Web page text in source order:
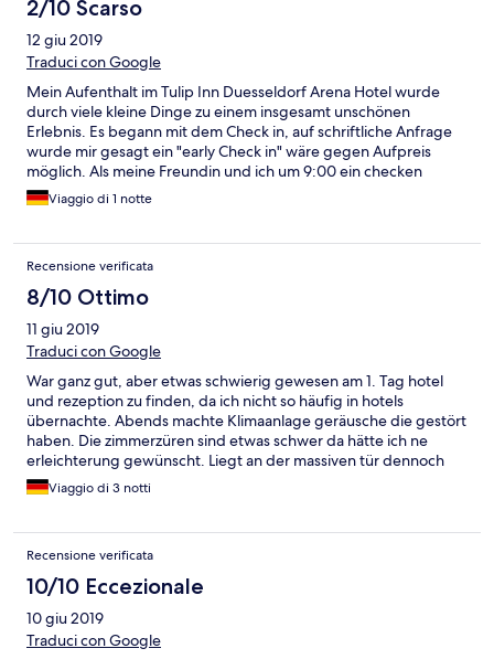
2/10 Scarso
12 giu 2019
Traduci con Google
Mein Aufenthalt im Tulip Inn Duesseldorf Arena Hotel wurde
durch viele kleine Dinge zu einem insgesamt unschönen
Erlebnis. Es begann mit dem Check in, auf schriftliche Anfrage
wurde mir gesagt ein "early Check in" wäre gegen Aufpreis
möglich. Als meine Freundin und ich um 9:00 ein checken
wollten hieß es, es sei kein Zimmer frei... Toll danke... So war
meine Freundin gezwungen sich für unsere Veranstaltung in der
gehalten habe als Sichtschutz. Der Parkplatz war sowieso die
größte Unverschämtheit überhaupt. Ich kenne kein Hotel wo
man den Parkplatz noch extra bezahlen muss und dann auch
noch so maßlos überteuert. Zusammen mit zwei Frühstücken
(die ich auch noch extra bezahlen musste) waren es 46€. Wären
wir länger geblieben beispielsweise eine Woche dann hätte ich
müssen? Das Zimmer an sich war auf den ersten Blick sauber
und ordentlich aber leider statt wie gewünscht ein Doppelbett
für meine Freundin und mich zwei Einzelbetten. Also musste ich
erstmal die Betten zusammendrücken, gibt angenehmeres im
Urlaub als Möbel rücken. Das Frühstückbuffet war reichlich und
ansehnlich aufgebaut. Es wurde alles schnell aufgefüllt, es
Das Personal an sich war auch immer sehr freundlich. Mein Fazit:
das schlechteste Hotel in dem ich je war. Nie wieder!
Viaggio di 1 notte
Recensione verificata
8/10 Ottimo
11 giu 2019
Traduci con Google
War ganz gut, aber etwas schwierig gewesen am 1. Tag hotel
und rezeption zu finden, da ich nicht so häufig in hotels
übernachte. Abends machte Klimaanlage geräusche die gestört
haben. Die zimmerzüren sind etwas schwer da hätte ich ne
erleichterung gewünscht. Liegt an der massiven tür dennoch
anstrengend.
Viaggio di 3 notti
Recensione verificata
10/10 Eccezionale
10 giu 2019
Traduci con Google